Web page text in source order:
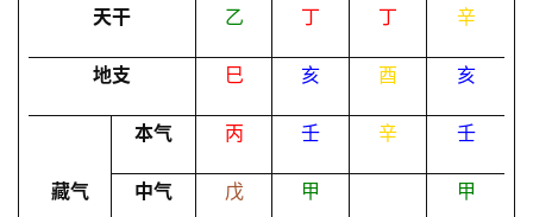
登录 注册
天干 乙 丁 丁 辛
地支 巳 亥 酉 亥
本气 丙 壬 辛 壬
藏气 中气 戊 甲 甲